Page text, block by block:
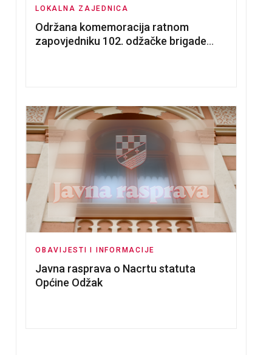
LOKALNA ZAJEDNICA
Održana komemoracija ratnom
zapovjedniku 102. odžačke brigade
OBAVIJESTI I INFORMACIJE
Javna rasprava o Nacrtu statuta
Općine Odžak